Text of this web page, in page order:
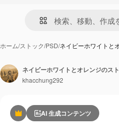
ホーム/ストック/PSD/ネイビーホワイトと
PremiumAI 生成コンテンツ
ネイビーホワイトとオレンジのス
khacchung292